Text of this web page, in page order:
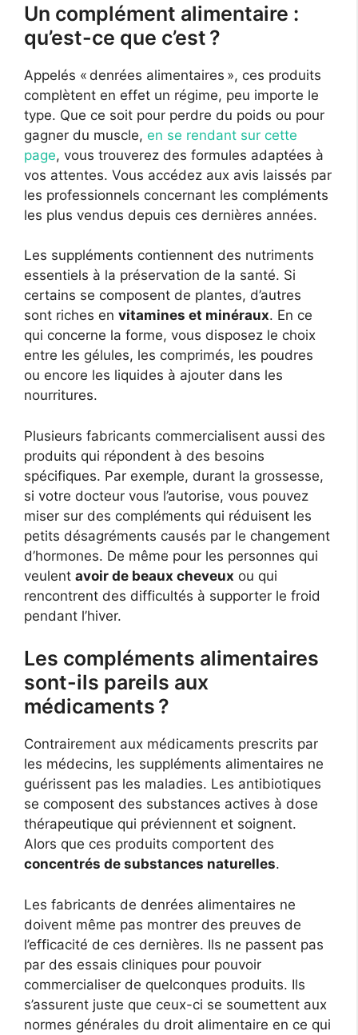
Un complément alimentaire :
qu’est-ce que c’est ?
Appelés « denrées alimentaires », ces produits
complètent en effet un régime, peu importe le
type. Que ce soit pour perdre du poids ou pour
gagner du muscle, en se rendant sur cette
page, vous trouverez des formules adaptées à
vos attentes. Vous accédez aux avis laissés par
les professionnels concernant les compléments
les plus vendus depuis ces dernières années.
Les suppléments contiennent des nutriments
essentiels à la préservation de la santé. Si
certains se composent de plantes, d’autres
sont riches en vitamines et minéraux. En ce
qui concerne la forme, vous disposez le choix
entre les gélules, les comprimés, les poudres
ou encore les liquides à ajouter dans les
nourritures.
Plusieurs fabricants commercialisent aussi des
produits qui répondent à des besoins
spécifiques. Par exemple, durant la grossesse,
si votre docteur vous l’autorise, vous pouvez
miser sur des compléments qui réduisent les
petits désagréments causés par le changement
d’hormones. De même pour les personnes qui
veulent avoir de beaux cheveux ou qui
rencontrent des difficultés à supporter le froid
pendant l’hiver.
Les compléments alimentaires
sont-ils pareils aux
médicaments ?
Contrairement aux médicaments prescrits par
les médecins, les suppléments alimentaires ne
guérissent pas les maladies. Les antibiotiques
se composent des substances actives à dose
thérapeutique qui préviennent et soignent.
Alors que ces produits comportent des
concentrés de substances naturelles.
Les fabricants de denrées alimentaires ne
doivent même pas montrer des preuves de
l’efficacité de ces dernières. Ils ne passent pas
par des essais cliniques pour pouvoir
commercialiser de quelconques produits. Ils
s’assurent juste que ceux-ci se soumettent aux
normes générales du droit alimentaire en ce qui